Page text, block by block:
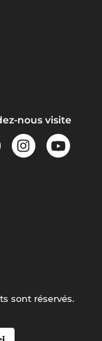
nous visite
sont réservés.